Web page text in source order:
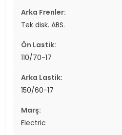
Arka Frenler:
Tek disk. ABS.
Ön Lastik:
110/70-17
Arka Lastik:
150/60-17
Marş:
Electric